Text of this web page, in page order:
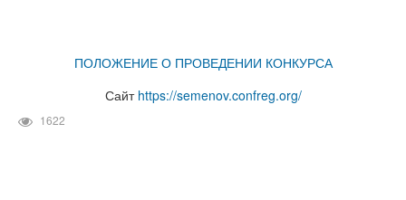
ПОЛОЖЕНИЕ О ПРОВЕДЕНИИ КОНКУРСА
Сайт https://semenov.confreg.org/
1622